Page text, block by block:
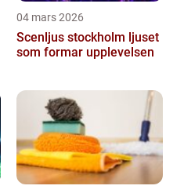
04 mars 2026
Scenljus stockholm ljuset
som formar upplevelsen